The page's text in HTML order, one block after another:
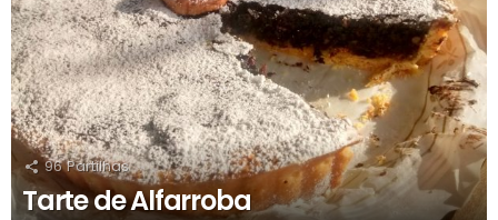
96 Partilhas
Tarte de Alfarroba